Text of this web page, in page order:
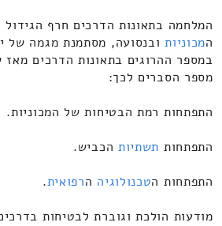
המלחמה בתאונות הדרכים חרף
המכוניותובנסועה, מסתמנת מגמה של
במספר ההרוגים בתאונות הדרכים מאז
מספר הסברים לכך:
התפתחות רמת הבטיחות של המכוניות.
התפתחות תשתיות הכביש.
התפתחות הטכנולוגיה הרפואית.
מודעות הולכת וגוברת לבטיחות